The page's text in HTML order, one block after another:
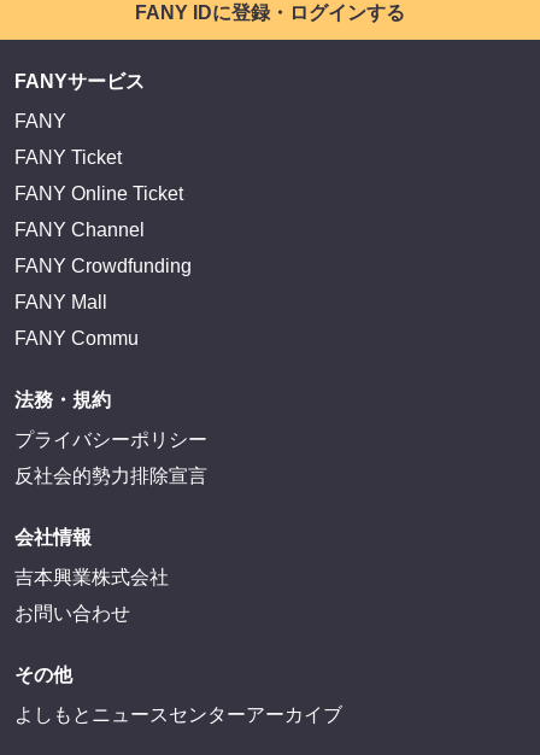
FANY IDに登録・ログインする
FANYサービス
FANY
FANY Ticket
FANY Online Ticket
FANY Channel
FANY Crowdfunding
FANY Mall
FANY Commu
法務・規約
プライバシーポリシー
反社会的勢力排除宣言
会社情報
吉本興業株式会社
お問い合わせ
その他
よしもとニュースセンターアーカイブ